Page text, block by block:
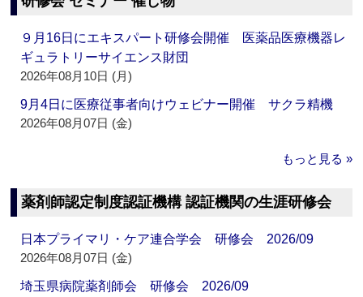
９月16日にエキスパート研修会開催 医薬品医療機器レ
ギュラトリーサイエンス財団
2026年08月10日 (月)
9月4日に医療従事者向けウェビナー開催 サクラ精機
2026年08月07日 (金)
もっと見る »
薬剤師認定制度認証機構 認証機関の生涯研修会
日本プライマリ・ケア連合学会 研修会 2026/09
2026年08月07日 (金)
埼玉県病院薬剤師会 研修会 2026/09